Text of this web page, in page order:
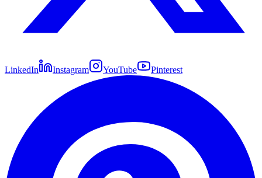
LinkedIn Instagram YouTube Pinterest